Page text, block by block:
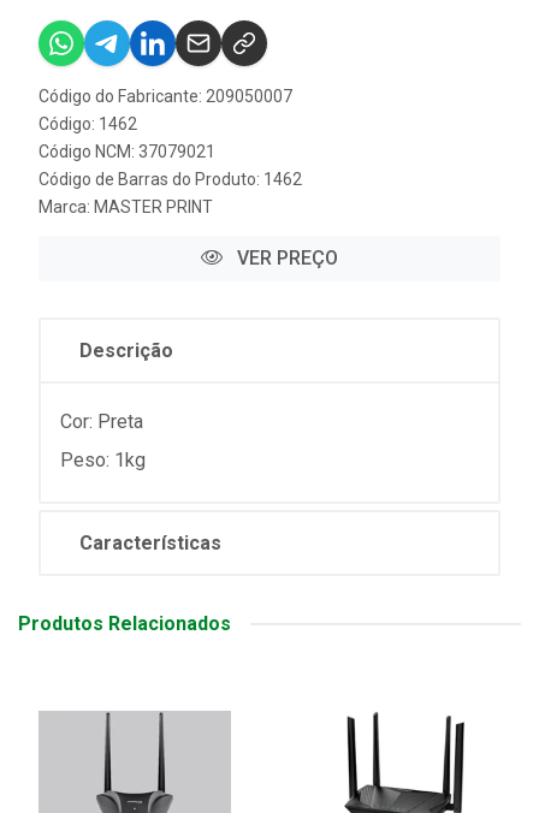
Código do Fabricante: 209050007
Código: 1462
Código NCM: 37079021
Código de Barras do Produto: 1462
Marca: MASTER PRINT
VER PREÇO
Descrição
Cor: Preta
Peso: 1kg
Características
Produtos Relacionados